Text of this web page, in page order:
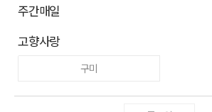
주간매일
고향사랑
구미